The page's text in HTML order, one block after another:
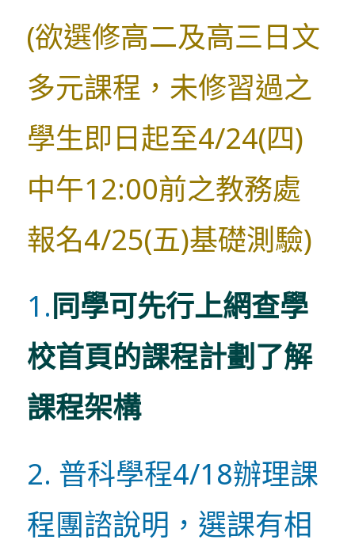
(欲選修高二及高三日文
多元課程，未修習過之
學生即日起至4/24(四)
中午12:00前之教務處
報名4/25(五)基礎測驗)
1.同學可先行上網查學
校首頁的課程計劃了解
課程架構
2. 普科學程4/18辦理課
程團諮說明，選課有相